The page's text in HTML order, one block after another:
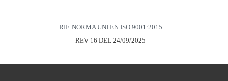
RIF. NORMA UNI EN ISO 9001:2015
REV 16 DEL 24/09/2025